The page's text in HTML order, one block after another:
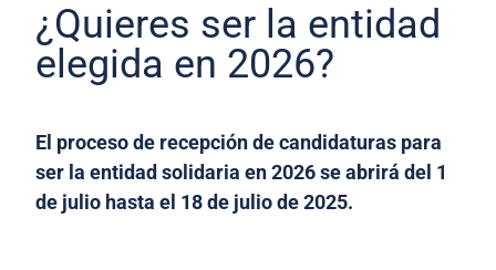
¿Quieres ser la entidad
elegida en 2026?
El proceso de recepción de candidaturas para
ser la entidad solidaria en 2026 se abrirá del 1
de julio hasta el 18 de julio de 2025.